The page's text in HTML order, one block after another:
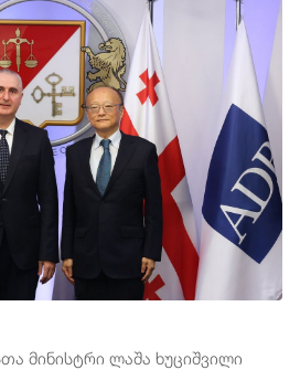
მინისტრი ლაშა ხუციშვილი